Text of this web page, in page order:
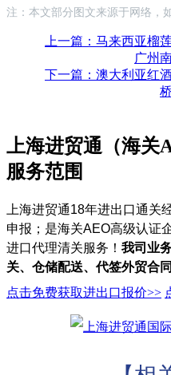
注：本文部分图文来源于网络，
上一篇：马来西亚榴
广州
下一篇：澳大利亚红
上海进贸通（海关
服务范围
上海进贸通18年进出口通关
申报；是海关AEO高级认证
进口代理清关服务！ 我司业
关、仓储配送、代签外贸合
点击免费获取进出口报价>>